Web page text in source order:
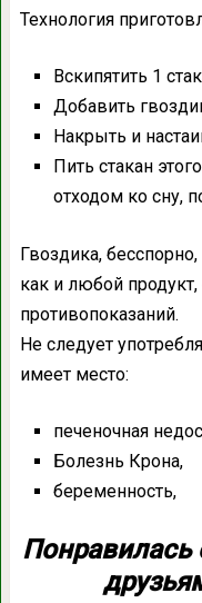
Технология
Вскипятить 1
Добавить
Накрыть и
Пить стакан
отходом ко сну,
Гвоздика,
как и любой
противопоказаний.
Не следует
имеет место:
печеночная
Болезнь Крона,
беременность,
Понравилась